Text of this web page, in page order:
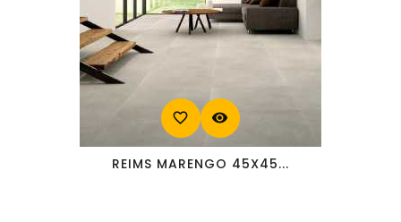
favorite_border visibility
REIMS MARENGO 45X45...